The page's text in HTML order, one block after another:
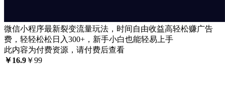
微信小程序最新裂变流量玩法，时间自由收益高轻松赚广告
费，轻轻松松日入300+，新手小白也能轻易上手
此内容为付费资源，请付费后查看
￥16.9 ￥99